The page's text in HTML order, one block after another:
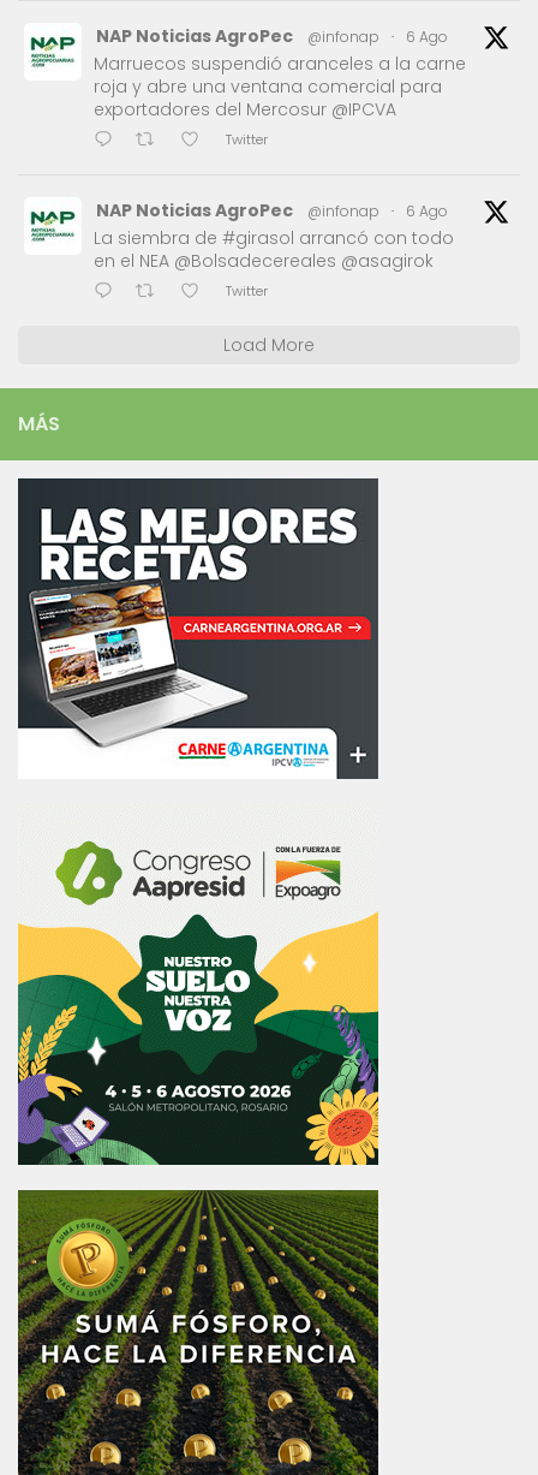
NAP Noticias AgroPec @infonap · 6 Ago
Marruecos suspendió aranceles a la carne
roja y abre una ventana comercial para
exportadores del Mercosur @IPCVA
Twitter
NAP Noticias AgroPec @infonap · 6 Ago
La siembra de #girasol arrancó con todo
en el NEA @Bolsadecereales @asagirok
Twitter
Load More
MÁS